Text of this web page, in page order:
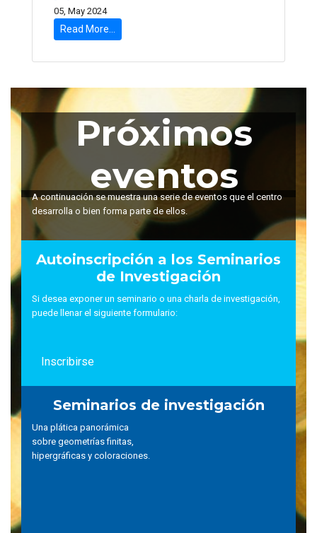
05, May 2024
Read More...
Próximos
eventos
A continuación se muestra una serie de eventos que el centro
desarrolla o bien forma parte de ellos.
Autoinscripción a los Seminarios
de Investigación
Si desea exponer un seminario o una charla de investigación,
puede llenar el siguiente formulario:
Inscribirse
Seminarios de investigación
Una plática panorámica
sobre geometrías finitas,
hipergráficas y coloraciones.